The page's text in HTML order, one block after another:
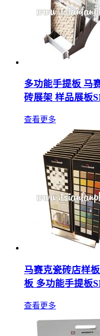
多功能手提板 马
砖展架 样品展板
查看更多
马赛克瓷砖店样
板 多功能手提板
查看更多